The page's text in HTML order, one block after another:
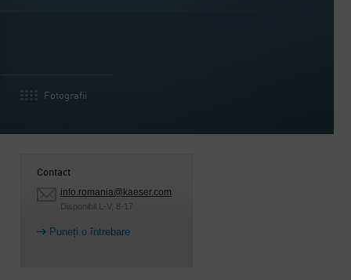
Fotografii
Contact
info.romania@kaeser.com
Disponibil L-V, 8-17
Puneți o întrebare